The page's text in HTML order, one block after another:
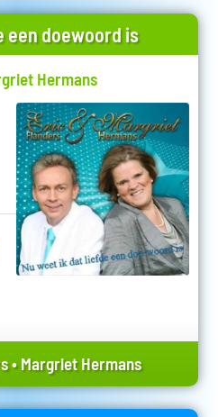
een doewoord is
Hermans
•Margriet Hermans